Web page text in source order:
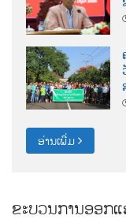
ອ່ານເພີ່ມ
ຂະບວນການອອກແ